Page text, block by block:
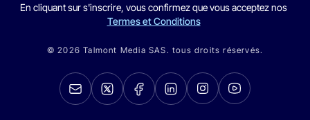
En cliquant sur s'inscrire, vous confirmez que vous acceptez nos
Termes et Conditions
© 2026 Talmont Media SAS. tous droits réservés.